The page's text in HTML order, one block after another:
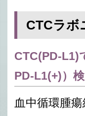
CTCラボ
CTC( PD-L1)
PD-L1(+)）
血中循環腫